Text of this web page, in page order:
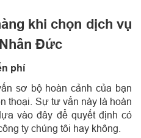
khi chọn dịch vụ
Đức
phí
sơ bộ hoàn cảnh của bạn
thoại. Sự tư vấn này là hoàn
vào đây để quyết định có
ty chúng tôi hay không.